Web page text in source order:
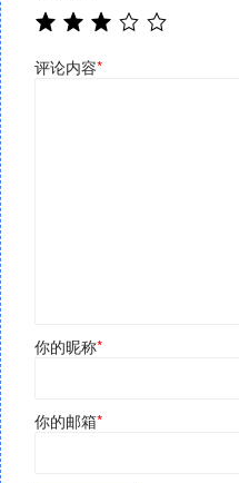
评论内容*
你的昵称*
你的邮箱*